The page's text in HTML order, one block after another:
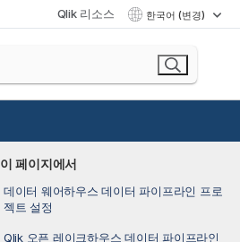
Qlik 리소스 한국어 (변경)
이 페이지에서
데이터 웨어하우스 데이터 파이프라인 프로
젝트 설정
Qlik 오픈 레이크하우스 데이터 파이프라인